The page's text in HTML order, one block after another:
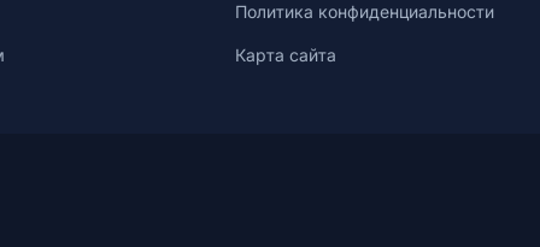
Политика конфиденциальности
Карта сайта